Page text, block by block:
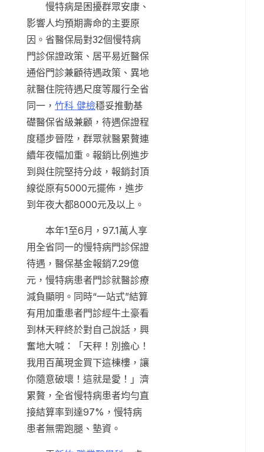
慢特病是困擾群眾安康、
影響人均預期壽命的主要原
因。省醫保局對32個慢特病
門診保證政策、居平易近醫保
通俗門診兼顧待遇政策、異地
就醫住院待遇尺度等履行全省
同一， 竹科 健檢穩妥推動基
礎醫保省級兼顧，待遇保證程
度穩步晉陞，群眾就醫累贅連
續年夜幅加重。報銷比例進步
到與住院堅持分歧，報銷封頂
線從原有5000元擺佈，進步
到年夜大都8000元及以上。
本年1至6月，97.1萬人享
用全省同一的慢特病門診保證
待遇，醫保基金報銷7.29億
元，慢特病患者門診就醫診療
減負顯明。同時“一站式”結算
有用加重患者門診經牛土豪看
到林天秤終於對自己說話，興
奮地大喊：「天秤！別擔心！
我用百萬現金買下這棟樓，讓
你隨意破壞！這就是愛！」濟
累贅，全省慢特病患者均勻直
接結算率到達97%，慢特病
患者無需跑腿、墊資。